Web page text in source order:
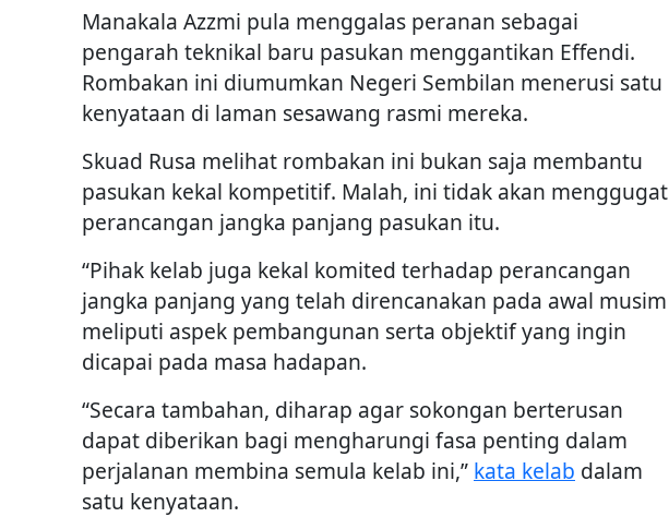
Manakala Azzmi pula menggalas peranan sebagai
pengarah teknikal baru pasukan menggantikan Effendi.
Rombakan ini diumumkan Negeri Sembilan menerusi satu
kenyataan di laman sesawang rasmi mereka.
Skuad Rusa melihat rombakan ini bukan saja membantu
pasukan kekal kompetitif. Malah, ini tidak akan menggugat
perancangan jangka panjang pasukan itu.
“Pihak kelab juga kekal komited terhadap perancangan
jangka panjang yang telah direncanakan pada awal musim
meliputi aspek pembangunan serta objektif yang ingin
dicapai pada masa hadapan.
“Secara tambahan, diharap agar sokongan berterusan
dapat diberikan bagi mengharungi fasa penting dalam
perjalanan membina semula kelab ini,” kata kelab dalam
satu kenyataan.